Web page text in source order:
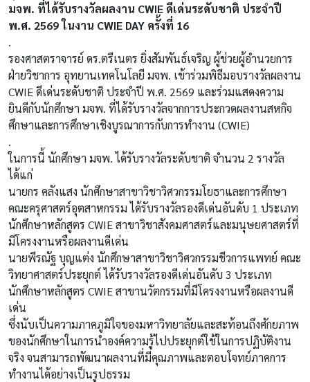
มจพ. ที่ได้รับรางวัลผลงาน CWIE ดีเด่นระดับชาติ ประจำปี
พ.ศ. 2569 ในงาน CWIE DAY ครั้งที่ 16
.
รองศาสตราจารย์ ดร.ตรีเนตร ยิ่งสัมพันธ์เจริญ ผู้ช่วยผู้อำนวยการ
ฝ่ายวิชาการ อุทยานเทคโนโลยี มจพ. เข้าร่วมพิธีมอบรางวัลผลงาน
CWIE ดีเด่นระดับชาติ ประจำปี พ.ศ. 2569 และร่วมแสดงความ
ยินดีกับนักศึกษา มจพ. ที่ได้รับรางวัลจากการประกวดผลงานสหกิจ
ศึกษาและการศึกษาเชิงบูรณาการกับการทำงาน (CWIE)
.
ในการนี้ นักศึกษา มจพ. ได้รับรางวัลระดับชาติ จำนวน 2 รางวัล
ได้แก่
นายกร คลังแสง นักศึกษาสาขาวิชาวิศวกรรมโยธาและการศึกษา
คณะครุศาสตร์อุตสาหกรรม ได้รับรางวัลรองดีเด่นอันดับ 1 ประเภท
นักศึกษาหลักสูตร CWIE สาขาวิชาสังคมศาสตร์และมนุษยศาสตร์ที่
มีโครงงานหรือผลงานดีเด่น
นายพีรณัฐ บุญแต่ง นักศึกษาสาขาวิชาวิศวกรรมชีวการแพทย์ คณะ
วิทยาศาสตร์ประยุกต์ ได้รับรางวัลรองดีเด่นอันดับ 3 ประเภท
นักศึกษาหลักสูตร CWIE สาขานวัตกรรมที่มีโครงงานหรือผลงานดี
เด่น
ซึ่งนับเป็นความภาคภูมิใจของมหาวิทยาลัยและสะท้อนถึงศักยภาพ
ของนักศึกษาในการนำองค์ความรู้ไปประยุกต์ใช้ในการปฏิบัติงาน
จริง จนสามารถพัฒนาผลงานที่มีคุณภาพและตอบโจทย์ภาคการ
ทำงานได้อย่างเป็นรูปธรรม